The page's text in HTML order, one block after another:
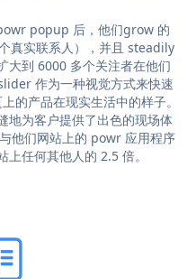
popup 后，他们grow 的
真实联系人），并且 steadily
大到 6000 多个关注者在他们
作为一种视觉方式来快速
的产品在现实生活中的样子。
地为客户提供了出色的现场体
他们网站上的 powr 应用程序
任何其他人的 2.5 倍。